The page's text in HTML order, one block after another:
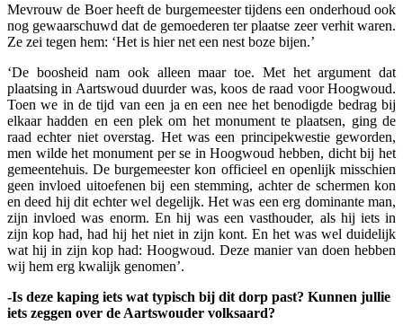
Mevrouw de Boer heeft de burgemeester tijdens een onderhoud ook
nog gewaarschuwd dat de gemoederen ter plaatse zeer verhit waren.
Ze zei tegen hem: ‘Het is hier net een nest boze bijen.’
‘De boosheid nam ook alleen maar toe. Met het argument dat
plaatsing in Aartswoud duurder was, koos de raad voor Hoogwoud.
Toen we in de tijd van een ja en een nee het benodigde bedrag bij
elkaar hadden en een plek om het monument te plaatsen, ging de
raad echter niet overstag. Het was een principekwestie geworden,
men wilde het monument per se in Hoogwoud hebben, dicht bij het
gemeentehuis. De burgemeester kon officieel en openlijk misschien
geen invloed uitoefenen bij een stemming, achter de schermen kon
en deed hij dit echter wel degelijk. Het was een erg dominante man,
zijn invloed was enorm. En hij was een vasthouder, als hij iets in
zijn kop had, had hij het niet in zijn kont. En het was wel duidelijk
wat hij in zijn kop had: Hoogwoud. Deze manier van doen hebben
wij hem erg kwalijk genomen’.
-Is deze kaping iets wat typisch bij dit dorp past? Kunnen jullie
iets zeggen over de Aartswouder volksaard?